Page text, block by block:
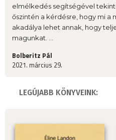
elmélkedés segítségével
őszintén a kérdésre, hogy mi a
akadálya lehet annak, hogy
magunkat. ...
Bolberitz Pál
2021. március 29.
LEGÚJABB KÖNYVEINK: